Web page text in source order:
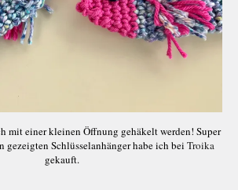
mit einer kleinen Öffnung gehäkelt werden! Super
Schlüsselanhänger habe ich bei Troika
gekauft.